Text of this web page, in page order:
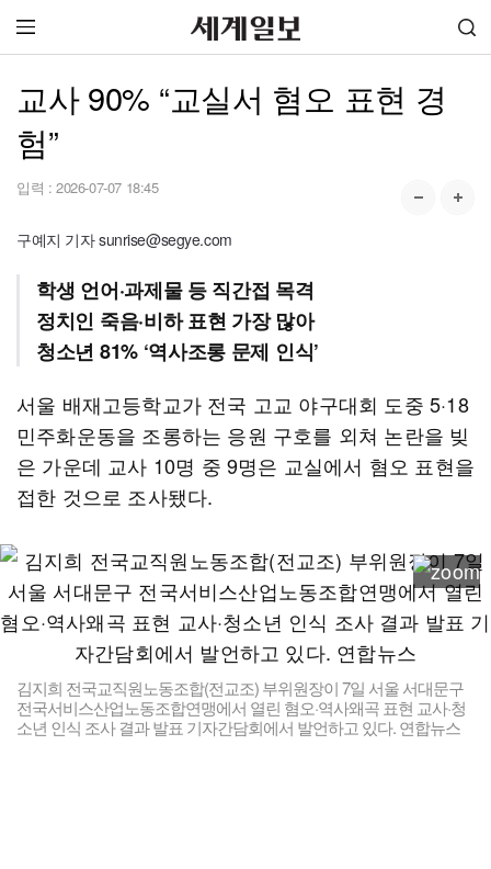
교사 90% “교실서 혐오 표현 경
험”
입력 : 2026-07-07 18:45
구예지 기자 sunrise@segye.com
학생 언어·과제물 등 직간접 목격
정치인 죽음·비하 표현 가장 많아
청소년 81% ‘역사조롱 문제 인식’
서울 배재고등학교가 전국 고교 야구대회 도중 5·18
민주화운동을 조롱하는 응원 구호를 외쳐 논란을 빚
은 가운데 교사 10명 중 9명은 교실에서 혐오 표현을
접한 것으로 조사됐다.
김지희 전국교직원노동조합(전교조) 부위원장이 7일 서울 서대문구
전국서비스산업노동조합연맹에서 열린 혐오·역사왜곡 표현 교사·청
소년 인식 조사 결과 발표 기자간담회에서 발언하고 있다. 연합뉴스